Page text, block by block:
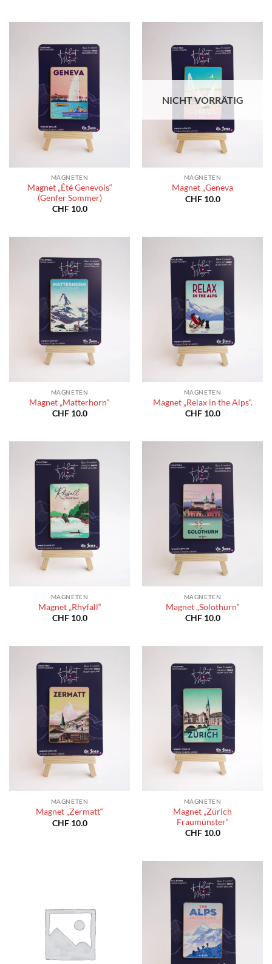
MAGNETEN
Magnet „Été Genevois“
(Genfer Sommer)
CHF10.0
NICHT VORRÄTIG
MAGNETEN
Magnet „Geneva
CHF10.0
MAGNETEN
Magnet „Matterhorn“
CHF10.0
MAGNETEN
Magnet „Relax in the Alps“.
CHF10.0
MAGNETEN
Magnet „Rhyfall“
CHF10.0
MAGNETEN
Magnet „Solothurn“
CHF10.0
MAGNETEN
Magnet „Zermatt“
CHF10.0
MAGNETEN
Magnet „Zürich
Fraumünster“
CHF10.0